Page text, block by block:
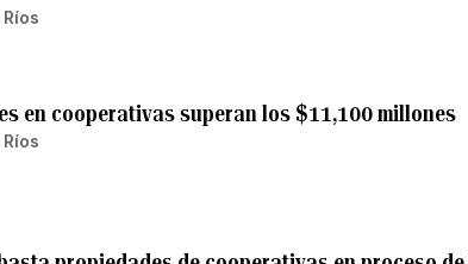
en cooperativas superan los $11,100 millones